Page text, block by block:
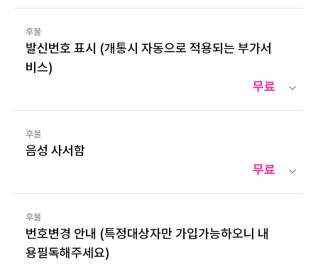
후불
발신번호 표시 (개통시 자동으로 적용되는 부가서
비스)
무료
후불
음성 사서함
무료
후불
번호변경 안내 (특정대상자만 가입가능하오니 내
용필독해주세요)